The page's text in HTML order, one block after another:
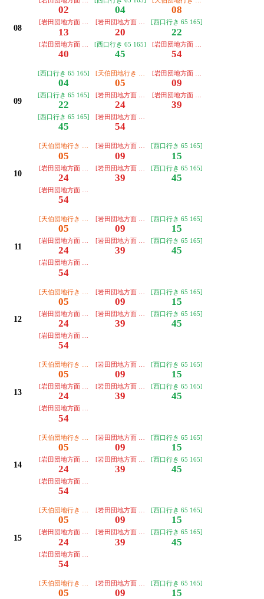
08
02 04 08
[岩田団地方面 68 168]
13
[岩田団地方面 68 168]
20
[西口行き 65 165]
22
[岩田団地方面 68 168]
40
[西口行き 65 165]
45
[岩田団地方面 68 168]
54
09
[西口行き 65 165]
04
[天伯団地行き 45 47]
05
[岩田団地方面 68 168]
09
[西口行き 65 165]
22
[岩田団地方面 68 168]
24
[岩田団地方面 68 168]
39
[西口行き 65 165]
45
[岩田団地方面 68 168]
54
10
[天伯団地行き 45 47]
05
[岩田団地方面 68 168]
09
[西口行き 65 165]
15
[岩田団地方面 68 168]
24
[岩田団地方面 68 168]
39
[西口行き 65 165]
45
[岩田団地方面 68 168]
54
11
[天伯団地行き 45 47]
05
[岩田団地方面 68 168]
09
[西口行き 65 165]
15
[岩田団地方面 68 168]
24
[岩田団地方面 68 168]
39
[西口行き 65 165]
45
[岩田団地方面 68 168]
54
12
[天伯団地行き 45 47]
05
[岩田団地方面 68 168]
09
[西口行き 65 165]
15
[岩田団地方面 68 168]
24
[岩田団地方面 68 168]
39
[西口行き 65 165]
45
[岩田団地方面 68 168]
54
13
[天伯団地行き 45 47]
05
[岩田団地方面 68 168]
09
[西口行き 65 165]
15
[岩田団地方面 68 168]
24
[岩田団地方面 68 168]
39
[西口行き 65 165]
45
[岩田団地方面 68 168]
54
14
[天伯団地行き 45 47]
05
[岩田団地方面 68 168]
09
[西口行き 65 165]
15
[岩田団地方面 68 168]
24
[岩田団地方面 68 168]
39
[西口行き 65 165]
45
[岩田団地方面 68 168]
54
15
[天伯団地行き 45 47]
05
[岩田団地方面 68 168]
09
[西口行き 65 165]
15
[岩田団地方面 68 168]
24
[岩田団地方面 68 168]
39
[西口行き 65 165]
45
[岩田団地方面 68 168]
54
[天伯団地行き 45 47]
05
[岩田団地方面 68 168]
09
[西口行き 65 165]
15